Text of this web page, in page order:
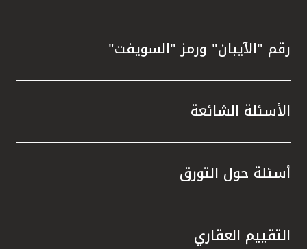
رقم "الآيبان" ورمز "السويفت"
الأسئلة الشائعة
أسئلة حول التورق
التقييم العقاري